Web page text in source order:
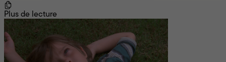
Plus de lecture